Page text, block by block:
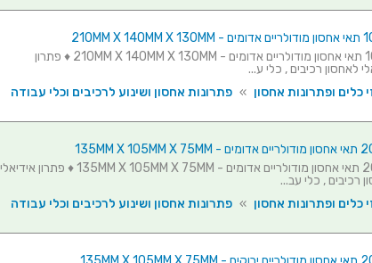
סט 10 תאי אחסון מודולריים אדומים - 210MM X 140MM X 130MM ♦ פתרון
לאחסון רכיבים , כלי ע...
כלים ופתרונות אחסון » פתרונות אחסון ושינוע לרכיבים וכלי עבודה
סט 20 תאי אחסון מודולריים אדומים - 135MM X 105MM X 75MM ♦ פתרון אידיאלי
רכיבים , כלי עב...
כלים ופתרונות אחסון » פתרונות אחסון ושינוע לרכיבים וכלי עבודה